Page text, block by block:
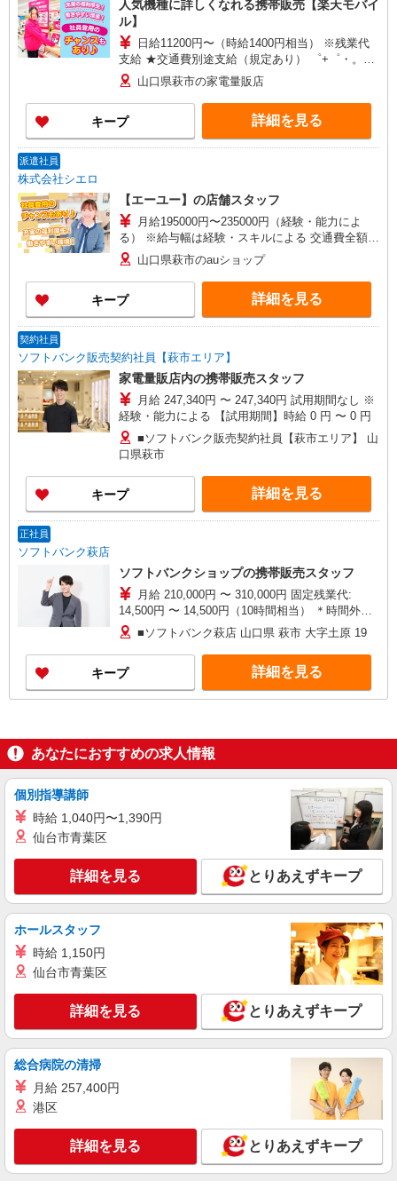
人気機種に詳しくなれる携帯販売【楽天モバイ
ル】
日給11200円〜（時給1400円相当） ※残業代
支給 ★交通費別途支給（規定あり） ゜+゜・。
○。・゜+゜・。○。・゜+゜ 入社祝い金10万円支
給(規定有) お友達を紹介頂くと, インセンティブ支
給(規定有) ★月2回払い・週払い可能（規程有）★
゜・。○。・゜+゜・。○。・゜+゜
山口県萩市の家電量販店
キープ 詳細を見る
派遣社員
株式会社シエロ
【エーユー】の店舗スタッフ
月給195000円〜235000円（経験・能力によ
る） ※給与幅は経験・スキルによる 交通費全額支
給 賞与有※業績連動性 制服貸与 社会保険完備 車
通勤可能 ゜+゜・。○。・゜+゜・。○。・゜+゜
入社祝い金10万円支給(規定有) お友達を紹介頂く
と, インセンティブ支給(規定有) ゜・。○。・゜
+゜・。○。・゜+゜
山口県萩市のauショップ
キープ 詳細を見る
契約社員
ソフトバンク販売契約社員【萩市エリア】
家電量販店内の携帯販売スタッフ
月給 247,340円 〜 247,340円 試用期間なし ※
経験・能力による 【試用期間】時給 0 円 〜 0 円
■ソフトバンク販売契約社員【萩市エリア】 山
口県萩市
キープ 詳細を見る
正社員
ソフトバンク萩店
ソフトバンクショップの携帯販売スタッフ
月給 210,000円 〜 310,000円 固定残業代:
14,500円 〜 14,500円（10時間相当） ＊時間外手
当は時間外労働の有無にかかわらず、固定残業代
として支給し、相当時間を超える時間外労働分は
法定どおり追加で支給します。 試用期間なし ※経
験・能力による
■ソフトバンク萩店 山口県 萩市 大字土原 19
キープ 詳細を見る
あなたにおすすめの求人情報
個別指導講師
時給 1,040円〜1,390円
仙台市青葉区
詳細を見る とりあえずキープ
ホールスタッフ
時給 1,150円
仙台市青葉区
詳細を見る とりあえずキープ
総合病院の清掃
月給 257,400円
港区
詳細を見る とりあえずキープ